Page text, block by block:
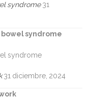
syndrome 31
syndrome
syndrome
31 diciembre, 2024